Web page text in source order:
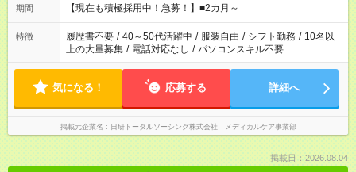
計が 週40時間を超えなければOKです。
期間 【現在も積極採用中！急募！】■2カ月～
特徴 履歴書不要 / 40～50代活躍中 / 服装自由 / シフト勤務 / 10名以
上の大量募集 / 電話対応なし / パソコンスキル不要
気になる！ 応募する 詳細へ
掲載元企業名 日研トータルソーシング株式会社 メディカルケア事業部
掲載日：2026.08.04